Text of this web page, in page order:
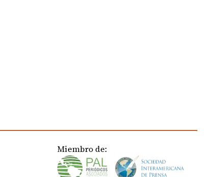
Miembro de: